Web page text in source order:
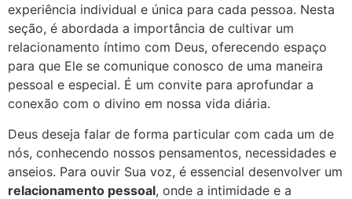
experiência individual e única para cada pessoa. Nesta
seção, é abordada a importância de cultivar um
relacionamento íntimo com Deus, oferecendo espaço
para que Ele se comunique conosco de uma maneira
pessoal e especial. É um convite para aprofundar a
conexão com o divino em nossa vida diária.
Deus deseja falar de forma particular com cada um de
nós, conhecendo nossos pensamentos, necessidades e
anseios. Para ouvir Sua voz, é essencial desenvolver um
relacionamento pessoal, onde a intimidade e a